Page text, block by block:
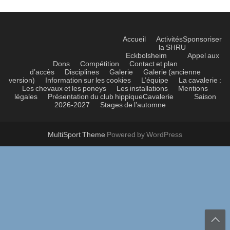
Accueil ActivitésSponsoriser
la SHRU
Eckbolsheim
Appel aux
Dons
Compétition
Contact et plan
d’accès
Disciplines Galerie
Galerie (ancienne
version)
Information sur les cookies L’équipe
La cavalerie :
Les chevaux et les poneys
Les installations
Mentions
légales
Présentation du club hippiqueCavalerie
Saison
2026-2027
Stages de l’automne
MultiSport Theme Powered by WordPress